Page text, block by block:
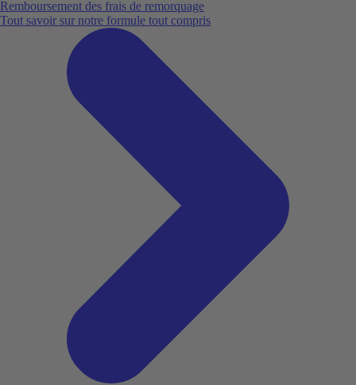
Remboursement des frais de remorquage
Tout savoir sur notre formule tout compris